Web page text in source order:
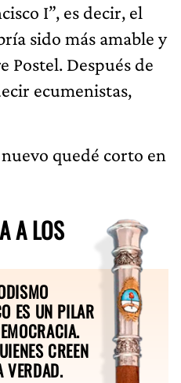
I”, es decir, el
sido más amable y
Postel. Después de
ecumenistas,
quedé corto en
A LOS
ES UN PILAR
CREEN
VERDAD.